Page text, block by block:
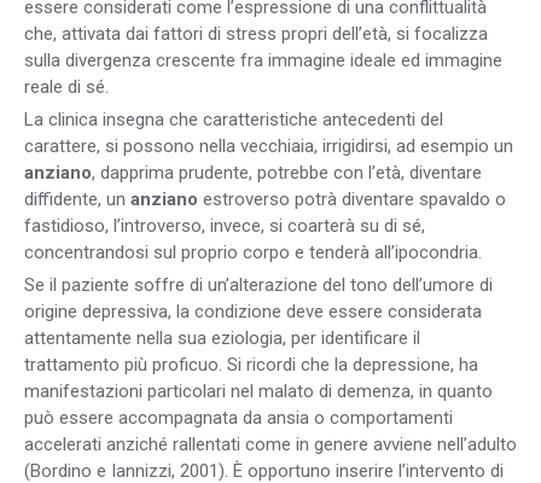
essere considerati come l’espressione di una conflittualità
che, attivata dai fattori di stress propri dell’età, si focalizza
sulla divergenza crescente fra immagine ideale ed immagine
reale di sé.
La clinica insegna che caratteristiche antecedenti del
carattere, si possono nella vecchiaia, irrigidirsi, ad esempio un
anziano, dapprima prudente, potrebbe con l’età, diventare
diffidente, un anziano estroverso potrà diventare spavaldo o
fastidioso, l’introverso, invece, si coarterà su di sé,
concentrandosi sul proprio corpo e tenderà all’ipocondria.
Se il paziente soffre di un’alterazione del tono dell’umore di
origine depressiva, la condizione deve essere considerata
attentamente nella sua eziologia, per identificare il
trattamento più proficuo. Si ricordi che la depressione, ha
manifestazioni particolari nel malato di demenza, in quanto
può essere accompagnata da ansia o comportamenti
accelerati anziché rallentati come in genere avviene nell’adulto
(Bordino e Iannizzi, 2001). È opportuno inserire l’intervento di